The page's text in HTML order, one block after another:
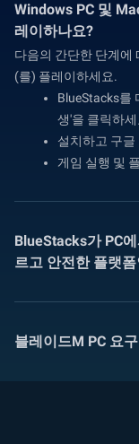
Windows PC 및
레이하나요?
다음의 간단한 단계에
(를) 플레이하세요.
BlueStacks를
생'을 클릭하세
설치하고 구글
게임 실행 및
BlueStacks가 PC
르고 안전한 플랫
블레이드M PC 요